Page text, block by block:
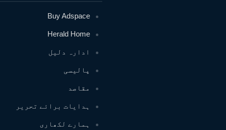
Buy Adspace
Herald Home
ادارہ دلیل
پالیسی
مقاصد
ہدایات برائے تحریر
ہمارے لکھاری